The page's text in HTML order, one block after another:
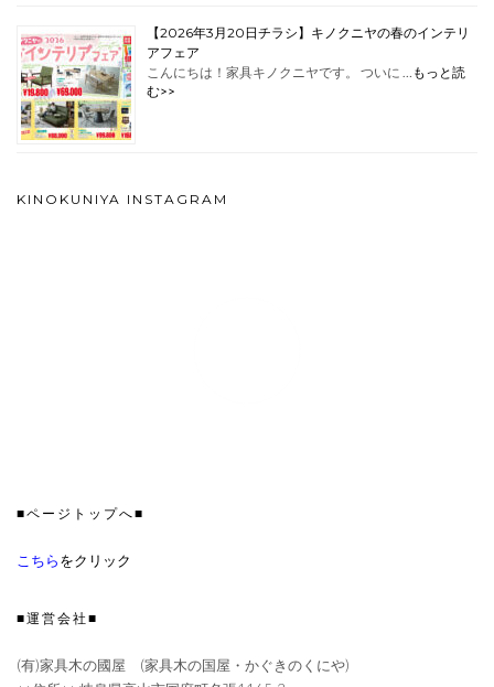
【2026年3月20日チラシ】キノクニヤの春のインテリ
アフェア
こんにちは！家具キノクニヤです。 ついに … もっと読
む>>
KINOKUNIYA INSTAGRAM
■ページトップへ■
こちらをクリック
■運営会社■
(有)家具木の國屋 (家具木の国屋・かぐきのくにや)